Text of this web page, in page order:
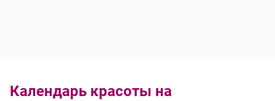
Календарь красоты на